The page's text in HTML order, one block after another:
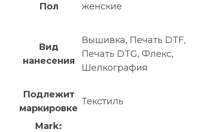
Пол женские
Вид
нанесения
Вышивка, Печать DTF,
Печать DTG, Флекс,
Шелкография
Подлежит
маркировке
Текстиль
Mark: